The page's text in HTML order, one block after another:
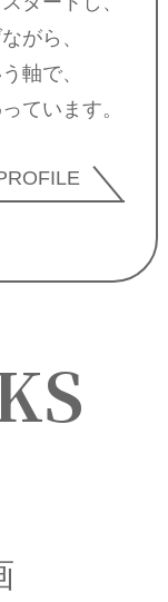
がら、
軸で、
ています。